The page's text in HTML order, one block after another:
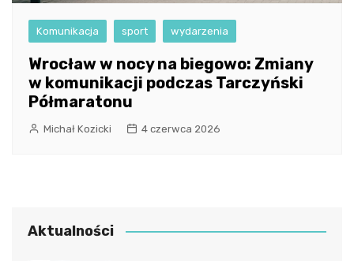
Komunikacja sport wydarzenia
Wrocław w nocy na biegowo: Zmiany
w komunikacji podczas Tarczyński
Półmaratonu
Michał Kozicki 4 czerwca 2026
Aktualności